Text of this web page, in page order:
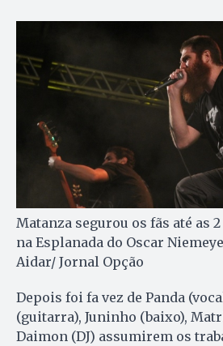
Matanza segurou os fãs até as
na Esplanada do Oscar
Aidar/ Jornal Opção
Depois foi fa vez de Panda
(guitarra), Juninho (baixo),
Daimon (DJ) assumirem os